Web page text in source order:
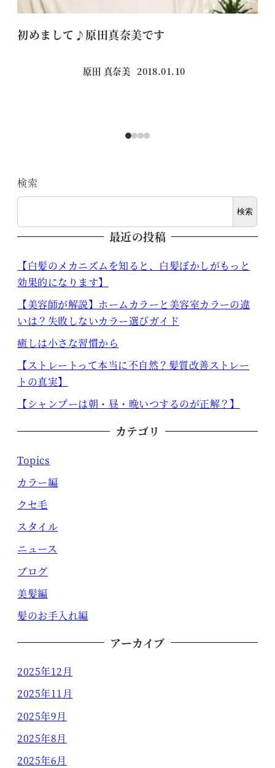
初めまして♪原田真奈美です
原田 真奈美 投稿日
2018.01.10
検索
検索
最近の投稿
【白髪のメカニズムを知ると、白髪ぼかしがもっと
効果的になります】
【美容師が解説】ホームカラーと美容室カラーの違
いは？失敗しないカラー選びガイド
癒しは小さな習慣から
【ストレートって本当に不自然？髪質改善ストレー
トの真実】
【シャンプーは朝・昼・晩いつするのが正解？】
カテゴリ
Topics
カラー編
クセ毛
スタイル
ニュース
ブログ
美髪編
髪のお手入れ編
アーカイブ
2025年12月
2025年11月
2025年9月
2025年8月
2025年6月